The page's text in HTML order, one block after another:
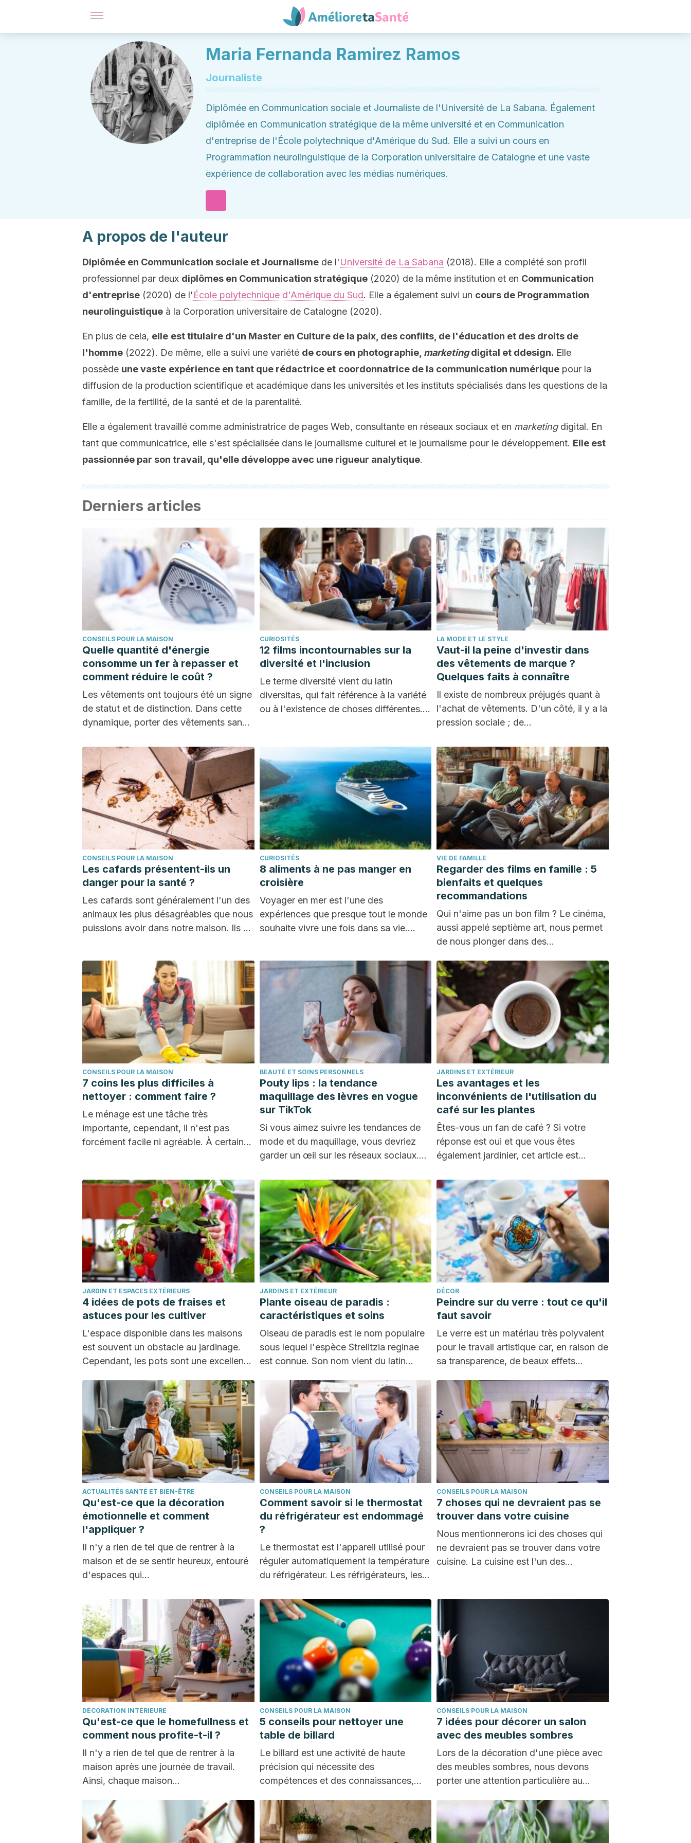
Maria Fernanda Ramirez Ramos
Journaliste
Diplômée en Communication sociale et Journaliste de l'Université de La Sabana. Également
diplômée en Communication stratégique de la même université et en Communication
d'entreprise de l'École polytechnique d'Amérique du Sud. Elle a suivi un cours en
Programmation neurolinguistique de la Corporation universitaire de Catalogne et une vaste
expérience de collaboration avec les médias numériques.
A propos de l'auteur
Diplômée en Communication sociale et Journalisme de l'Université de La Sabana (2018). Elle a complété son profil
professionnel par deux diplômes en Communication stratégique (2020) de la même institution et en Communication
d'entreprise (2020) de l'École polytechnique d'Amérique du Sud. Elle a également suivi un cours de Programmation
neurolinguistique à la Corporation universitaire de Catalogne (2020).
En plus de cela, elle est titulaire d'un Master en Culture de la paix, des conflits, de l'éducation et des droits de
l'homme (2022). De même, elle a suivi une variété de cours en photographie, marketingdigital et ddesign. Elle
possède une vaste expérience en tant que rédactrice et coordonnatrice de la communication numérique pour la
diffusion de la production scientifique et académique dans les universités et les instituts spécialisés dans les questions de la
famille, de la fertilité, de la santé et de la parentalité.
Elle a également travaillé comme administratrice de pages Web, consultante en réseaux sociaux et en marketingdigital. En
tant que communicatrice, elle s'est spécialisée dans le journalisme culturel et le journalisme pour le développement. Elle est
passionnée par son travail, qu'elle développe avec une rigueur analytique.
Derniers articles
CONSEILS POUR LA MAISON
Quelle quantité d'énergie
consomme un fer à repasser et
comment réduire le coût ?
Les vêtements ont toujours été un signe
de statut et de distinction. Dans cette
dynamique, porter des vêtements sans
CURIOSITÉS
12 films incontournables sur la
diversité et l'inclusion
Le terme diversité vient du latin
diversitas, qui fait référence à la variété
ou à l'existence de choses différentes.
LA MODE ET LE STYLE
Vaut-il la peine d'investir dans
des vêtements de marque ?
Quelques faits à connaître
Il existe de nombreux préjugés quant à
l'achat de vêtements. D'un côté, il y a la
pression sociale ; de…
CONSEILS POUR LA MAISON
Les cafards présentent-ils un
danger pour la santé ?
Les cafards sont généralement l'un des
animaux les plus désagréables que nous
puissions avoir dans notre maison. Ils se
CURIOSITÉS
8 aliments à ne pas manger en
croisière
Voyager en mer est l'une des
expériences que presque tout le monde
souhaite vivre une fois dans sa vie.
VIE DE FAMILLE
Regarder des films en famille : 5
bienfaits et quelques
recommandations
Qui n'aime pas un bon film ? Le cinéma,
aussi appelé septième art, nous permet
de nous plonger dans des…
CONSEILS POUR LA MAISON
7 coins les plus difficiles à
nettoyer : comment faire ?
Le ménage est une tâche très
importante, cependant, il n'est pas
forcément facile ni agréable. À certaines
BEAUTÉ ET SOINS PERSONNELS
Pouty lips : la tendance
maquillage des lèvres en vogue
sur TikTok
Si vous aimez suivre les tendances de
mode et du maquillage, vous devriez
garder un œil sur les réseaux sociaux.…
JARDINS ET EXTÉRIEUR
Les avantages et les
inconvénients de l'utilisation du
café sur les plantes
Êtes-vous un fan de café ? Si votre
réponse est oui et que vous êtes
également jardinier, cet article est…
JARDIN ET ESPACES EXTÉRIEURS
4 idées de pots de fraises et
astuces pour les cultiver
L'espace disponible dans les maisons
est souvent un obstacle au jardinage.
Cependant, les pots sont une excellente
JARDINS ET EXTÉRIEUR
Plante oiseau de paradis :
caractéristiques et soins
Oiseau de paradis est le nom populaire
sous lequel l'espèce Strelitzia reginae
est connue. Son nom vient du latin
DÉCOR
Peindre sur du verre : tout ce qu'il
faut savoir
Le verre est un matériau très polyvalent
pour le travail artistique car, en raison de
sa transparence, de beaux effets…
ACTUALITÉS SANTÉ ET BIEN-ÊTRE
Qu'est-ce que la décoration
émotionnelle et comment
l'appliquer ?
Il n'y a rien de tel que de rentrer à la
maison et de se sentir heureux, entouré
d'espaces qui…
CONSEILS POUR LA MAISON
Comment savoir si le thermostat
du réfrigérateur est endommagé
?
Le thermostat est l'appareil utilisé pour
réguler automatiquement la température
du réfrigérateur. Les réfrigérateurs, les
CONSEILS POUR LA MAISON
7 choses qui ne devraient pas se
trouver dans votre cuisine
Nous mentionnerons ici des choses qui
ne devraient pas se trouver dans votre
cuisine. La cuisine est l'un des
DÉCORATION INTÉRIEURE
Qu'est-ce que le homefullness et
comment nous profite-t-il ?
Il n'y a rien de tel que de rentrer à la
maison après une journée de travail.
Ainsi, chaque maison…
CONSEILS POUR LA MAISON
5 conseils pour nettoyer une
table de billard
Le billard est une activité de haute
précision qui nécessite des
compétences et des connaissances,
CONSEILS POUR LA MAISON
7 idées pour décorer un salon
avec des meubles sombres
Lors de la décoration d'une pièce avec
des meubles sombres, nous devons
porter une attention particulière au